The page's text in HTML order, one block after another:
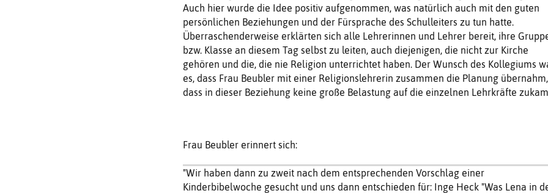
Auch hier wurde die Idee positiv aufgenommen, was natürlich auch mit den guten
persönlichen Beziehungen und der Fürsprache des Schulleiters zu tun hatte.
Überraschenderweise erklärten sich alle Lehrerinnen und Lehrer bereit, ihre
bzw. Klasse an diesem Tag selbst zu leiten, auch diejenigen, die nicht zur Kirche
gehören und die, die nie Religion unterrichtet haben. Der Wunsch des Kollegiums
es, dass Frau Beubler mit einer Religionslehrerin zusammen die Planung
dass in dieser Beziehung keine große Belastung auf die einzelnen Lehrkräfte
Frau Beubler erinnert sich:
"Wir haben dann zu zweit nach dem entsprechenden Vorschlag einer
Kinderbibelwoche gesucht und uns dann entschieden für: Inge Heck "Was Lena in